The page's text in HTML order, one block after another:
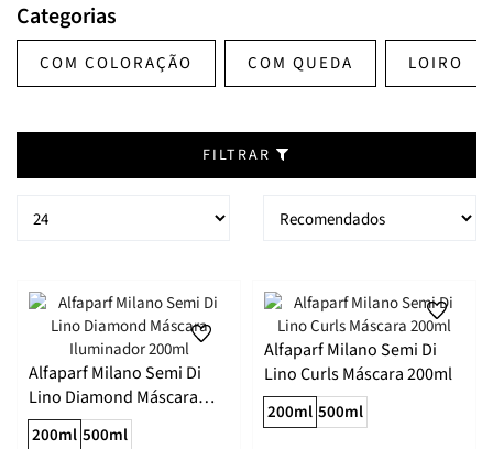
Categorias
COM COLORAÇÃO COM QUEDA LOIRO
FILTRAR
Alfaparf Milano Semi Di
Lino Diamond Máscara
Iluminador 200ml
200ml 500ml
Alfaparf Milano Semi Di
Lino Curls Máscara 200ml
200ml 500ml